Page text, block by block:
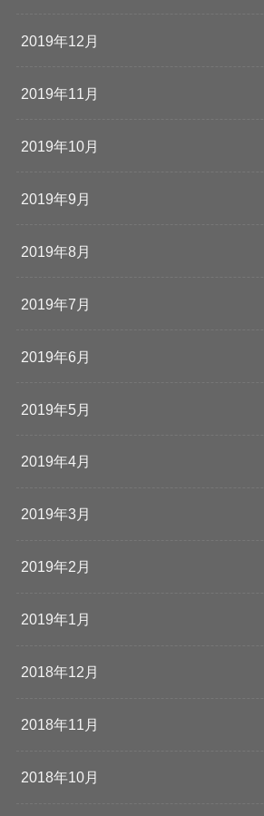
2019年12月
2019年11月
2019年10月
2019年9月
2019年8月
2019年7月
2019年6月
2019年5月
2019年4月
2019年3月
2019年2月
2019年1月
2018年12月
2018年11月
2018年10月